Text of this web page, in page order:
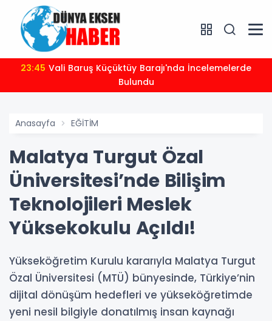
23:45
Bulundu
Anasayfa EĞİTİM
Malatya Turgut Özal
Üniversitesi’nde Bilişim
Teknolojileri Meslek
Yüksekokulu Açıldı!
Yükseköğretim Kurulu kararıyla Malatya Turgut
Özal Üniversitesi (MTÜ) bünyesinde, Türkiye’nin
dijital dönüşüm hedefleri ve yükseköğretimde
yeni nesil bilgiyle donatılmış insan kaynağı